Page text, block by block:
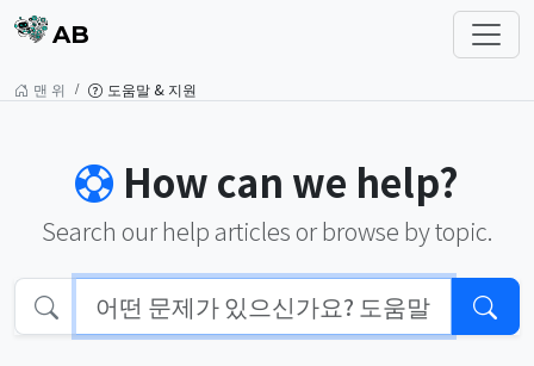
AB
맨 위 도움말 & 지원
How can we help?
Search our help articles or browse by topic.